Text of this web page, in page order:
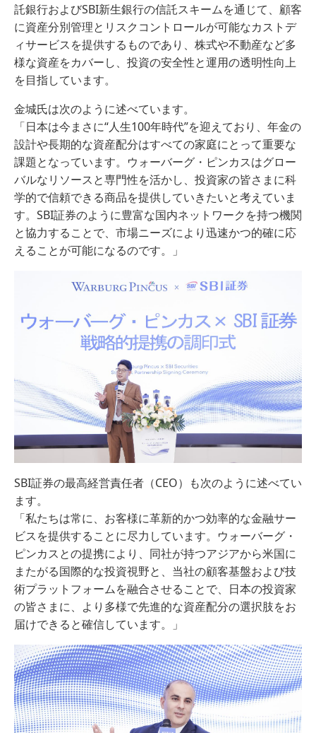
託銀行およびSBI新生銀行の信託スキームを通じて、顧客
に資産分別管理とリスクコントロールが可能なカストデ
ィサービスを提供するものであり、株式や不動産など多
様な資産をカバーし、投資の安全性と運用の透明性向上
を目指しています。
金城氏は次のように述べています。
「日本は今まさに“人生100年時代”を迎えており、年金の
設計や長期的な資産配分はすべての家庭にとって重要な
課題となっています。ウォーバーグ・ピンカスはグロー
バルなリソースと専門性を活かし、投資家の皆さまに科
学的で信頼できる商品を提供していきたいと考えていま
す。SBI証券のように豊富な国内ネットワークを持つ機関
と協力することで、市場ニーズにより迅速かつ的確に応
えることが可能になるのです。」
SBI証券の最高経営責任者（CEO）も次のように述べてい
ます。
「私たちは常に、お客様に革新的かつ効率的な金融サー
ビスを提供することに尽力しています。ウォーバーグ・
ピンカスとの提携により、同社が持つアジアから米国に
またがる国際的な投資視野と、当社の顧客基盤および技
術プラットフォームを融合させることで、日本の投資家
の皆さまに、より多様で先進的な資産配分の選択肢をお
届けできると確信しています。」